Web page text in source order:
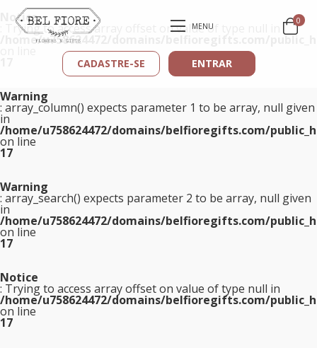
Notice
: Trying to access array offset on value of type null in
/home/u758624472/domains/belfioregifts.com/
Warning
: array_column() expects parameter 1 to be array, null given
in
/home/u758624472/domains/belfioregifts.com/
on line
17
Warning
: array_search() expects parameter 2 to be array, null given
in
/home/u758624472/domains/belfioregifts.com/
on line
17
Notice
: Trying to access array offset on value of type null in
/home/u758624472/domains/belfioregifts.com/
on line
17
MENU
0
CADASTRE-SE ENTRAR